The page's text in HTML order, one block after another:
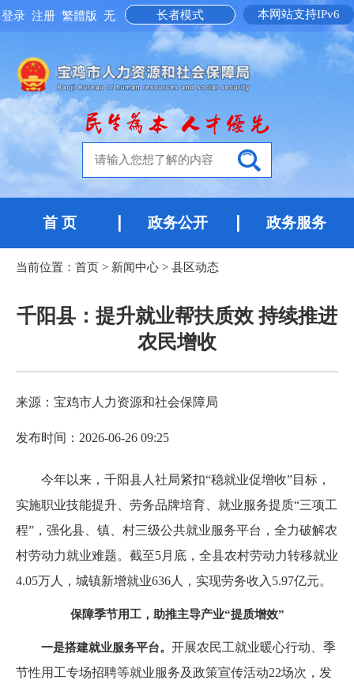
本网站支持IPv6
长者模式
登录 注册 繁體版 无
首 页 政务公开 政务服务
当前位置： 首页 > 新闻中心 > 县区动态
千阳县：提升就业帮扶质效 持续推进
农民增收
来源：宝鸡市人力资源和社会保障局
发布时间：2026-06-26 09:25
今年以来，千阳县人社局紧扣“稳就业促增收”目标，
实施职业技能提升、劳务品牌培育、就业服务提质“三项工
程”，强化县、镇、村三级公共就业服务平台，全力破解农
村劳动力就业难题。截至5月底，全县农村劳动力转移就业
4.05万人，城镇新增就业636人，实现劳务收入5.97亿元。
保障季节用工，助推主导产业“提质增效”
一是搭建就业服务平台。 开展农民工就业暖心行动、季
节性用工专场招聘等就业服务及政策宣传活动22场次，发